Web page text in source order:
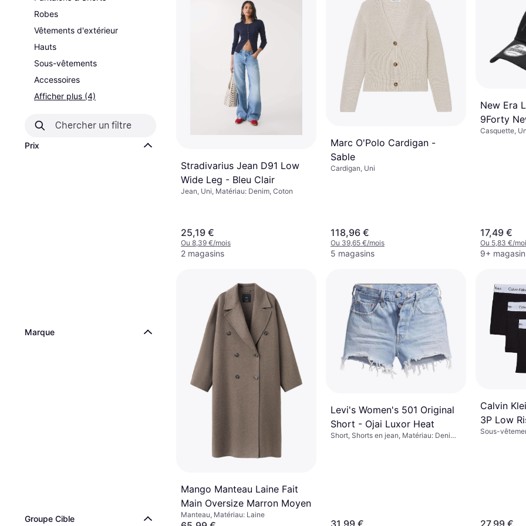
Robes
Vêtements d'extérieur
Hauts
Sous-vêtements
Accessoires
Afficher plus (4)
Prix
Marque
Groupe Cible
Stradivarius Jean D91 Low
Wide Leg - Bleu Clair
Jean, Uni, Matériau: Denim, Coton
25,19 €
Ou 8,39 €/mois
2 magasins
Marc O'Polo Cardigan -
Sable
Cardigan, Uni
118,96 €
Ou 39,65 €/mois
5 magasins
New Era
9Forty
Black
Casquette,
17,49 €
Ou 5,83 €/
9+
Mango Manteau Laine Fait
Main Oversize Marron Moyen
Manteau, Matériau: Laine
Levi's Women's 501 Original
Short - Ojai Luxor Heat
Short, Shorts en jean, Matériau: Denim,
31,99 €
Calvin
3P Low
Sous-
27,99 €